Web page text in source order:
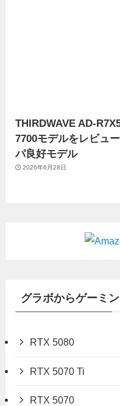
THIRDWAVE AD-
7700モデルをレビュ
パ良好モデル
2026年6月28日
グラボからゲーミ
RTX 5080
RTX 5070 Ti
RTX 5070